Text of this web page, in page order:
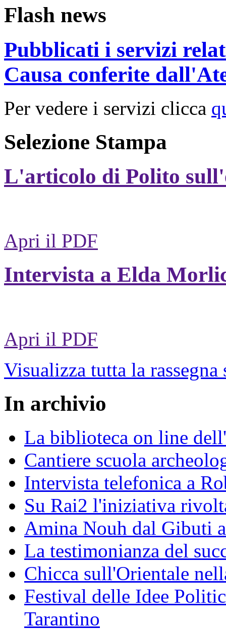
Flash news
Pubblicati i servizi
Causa conferite
Per vedere i servizi clicca
Selezione Stampa
L'articolo di Polito
Apri il PDF
Intervista a Elda
Apri il PDF
Visualizza tutta la rassegna
In archivio
La biblioteca on line
Cantiere scuola
Intervista telefonica a
Su Rai2 l'iniziativa
Amina Nouh dal Gibuti
La testimonianza del
Chicca sull'Orientale
Festival delle Idee
Tarantino